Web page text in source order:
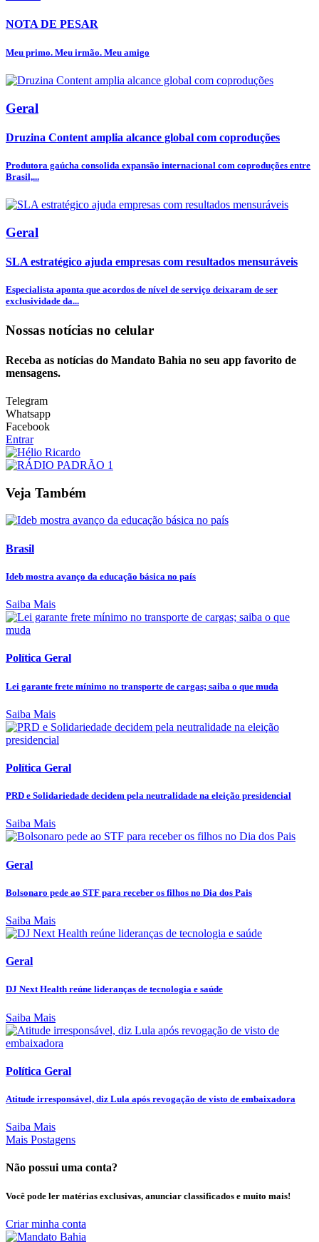
NOTA DE PESAR
Meu primo. Meu irmão. Meu amigo
Geral
Druzina Content amplia alcance global com coproduções
Produtora gaúcha consolida expansão internacional com coproduções entre
Brasil,...
Geral
SLA estratégico ajuda empresas com resultados mensuráveis
Especialista aponta que acordos de nível de serviço deixaram de ser
exclusividade da...
Nossas notícias no celular
Receba as notícias do Mandato Bahia no seu app favorito de
mensagens.
Telegram
Whatsapp
Facebook
Entrar
Veja Também
Brasil
Ideb mostra avanço da educação básica no país
Saiba Mais
Política Geral
Lei garante frete mínimo no transporte de cargas; saiba o que muda
Saiba Mais
Política Geral
PRD e Solidariedade decidem pela neutralidade na eleição presidencial
Saiba Mais
Geral
Bolsonaro pede ao STF para receber os filhos no Dia dos Pais
Saiba Mais
Geral
DJ Next Health reúne lideranças de tecnologia e saúde
Saiba Mais
Política Geral
Atitude irresponsável, diz Lula após revogação de visto de embaixadora
Saiba Mais
Mais Postagens
Não possui uma conta?
Você pode ler matérias exclusivas, anunciar classificados e muito mais!
Criar minha conta